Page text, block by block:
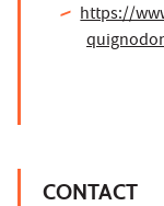
https://
CONTACT